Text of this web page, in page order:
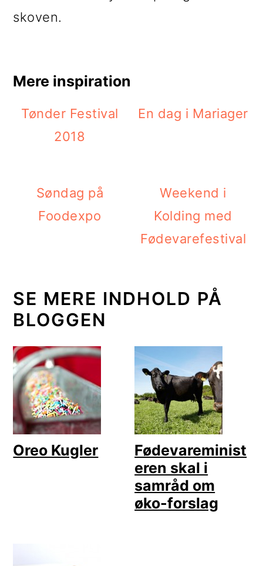
skoven.
Mere inspiration
Tønder Festival
2018
En dag i Mariager
Søndag på
Foodexpo
Weekend i
Kolding med
Fødevarefestival
SE MERE INDHOLD PÅ
BLOGGEN
Oreo Kugler
Fødevareminist
eren skal i
samråd om
øko-forslag